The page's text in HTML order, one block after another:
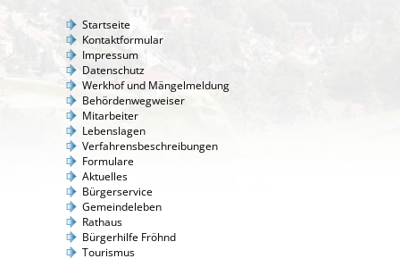
Startseite
Kontaktformular
Impressum
Datenschutz
Werkhof und Mängelmeldung
Behördenwegweiser
Mitarbeiter
Lebenslagen
Verfahrensbeschreibungen
Formulare
Aktuelles
Bürgerservice
Gemeindeleben
Rathaus
Bürgerhilfe Fröhnd
Tourismus